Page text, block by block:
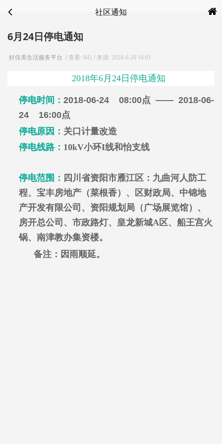
社区通知
6月24日停电通知
好佳美生活服务平台 / 查看: 841 / 来源: 2018-6-20 16:01
2018年6月24日停电通知
停电时间： 2018-06-24 08:00点 —— 2018-06-
24 16:00点
停电原因： 关口计量改造
停电线路： 10kV小环I线和怡支线
停电范围： 四川省资阳市雁江区：九曲河人防工
程、宝丰房地产（菜根香）、区财政局、中锦地
产开发有限公司、资阳规划局（广场展览馆）、
房开总公司、市政路灯、皇龙新城A区、船王宫火
锅、南津教办集资楼。
备注：因雨顺延。